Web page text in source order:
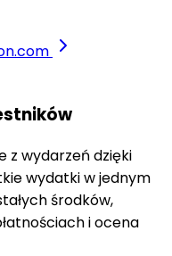
z wydarzeń dzięki
wydatki w jednym
środków,
i ocena